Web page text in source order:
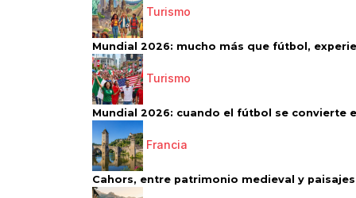
Turismo
Mundial 2026: mucho más que fútbol,
Turismo
Mundial 2026: cuando el fútbol se convierte
Francia
Cahors, entre patrimonio medieval y paisajes